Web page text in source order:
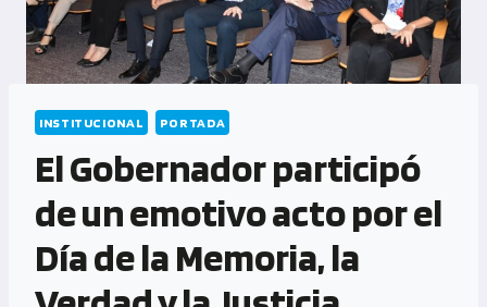
INSTITUCIONAL PORTADA
El Gobernador participó
de un emotivo acto por el
Día de la Memoria, la